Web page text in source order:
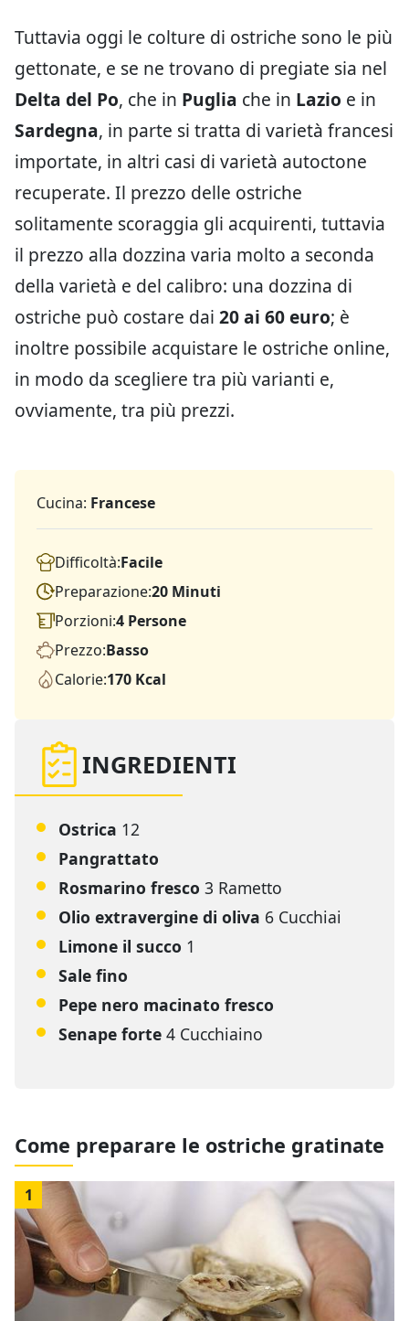
Tuttavia oggi le colture di ostriche sono le più
gettonate, e se ne trovano di pregiate sia nel
Delta del Po, che in Puglia che in Lazio e in
Sardegna, in parte si tratta di varietà francesi
importate, in altri casi di varietà autoctone
recuperate. Il prezzo delle ostriche
solitamente scoraggia gli acquirenti, tuttavia
il prezzo alla dozzina varia molto a seconda
della varietà e del calibro: una dozzina di
ostriche può costare dai 20 ai 60 euro; è
inoltre possibile acquistare le ostriche online,
in modo da scegliere tra più varianti e,
ovviamente, tra più prezzi.
Cucina: Francese
Difficoltà:Facile
Preparazione:20 Minuti
Porzioni:4 Persone
Prezzo:Basso
Calorie:170 Kcal
INGREDIENTI
Ostrica 12
Pangrattato
Rosmarino fresco 3 Rametto
Olio extravergine di oliva 6 Cucchiai
Limone il succo 1
Sale fino
Pepe nero macinato fresco
Senape forte 4 Cucchiaino
Come preparare le ostriche gratinate
1